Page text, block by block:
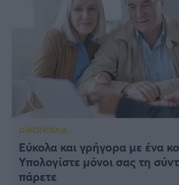
ΟΙΚΟΝΟΜΙΑ
Εύκολα και γρήγορα με ένα
Υπολογίστε μόνοι σας τη
πάρετε